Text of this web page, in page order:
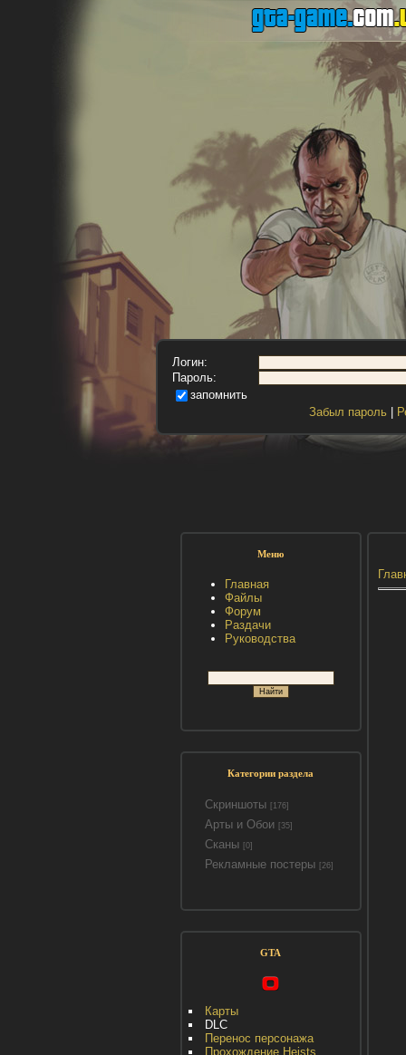
Логин:
Пароль:
запомнить
Забыл пароль
Меню
Главная
Файлы
Форум
Раздачи
Руководства
Категории раздела
Скриншоты [176]
Арты и Обои [35]
Сканы [0]
Рекламные постеры [26]
GTA
Карты
DLC
Перенос персонажа
Прохождение Heists